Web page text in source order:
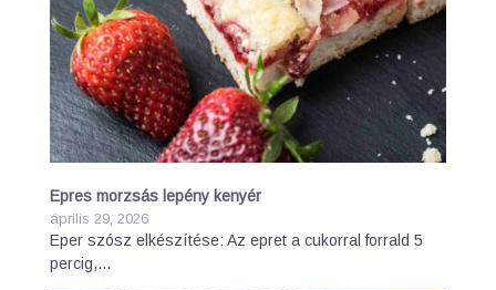
Epres morzsás lepény kenyér
április 29, 2026
Eper szósz elkészítése: Az epret a cukorral forrald 5
percig,…